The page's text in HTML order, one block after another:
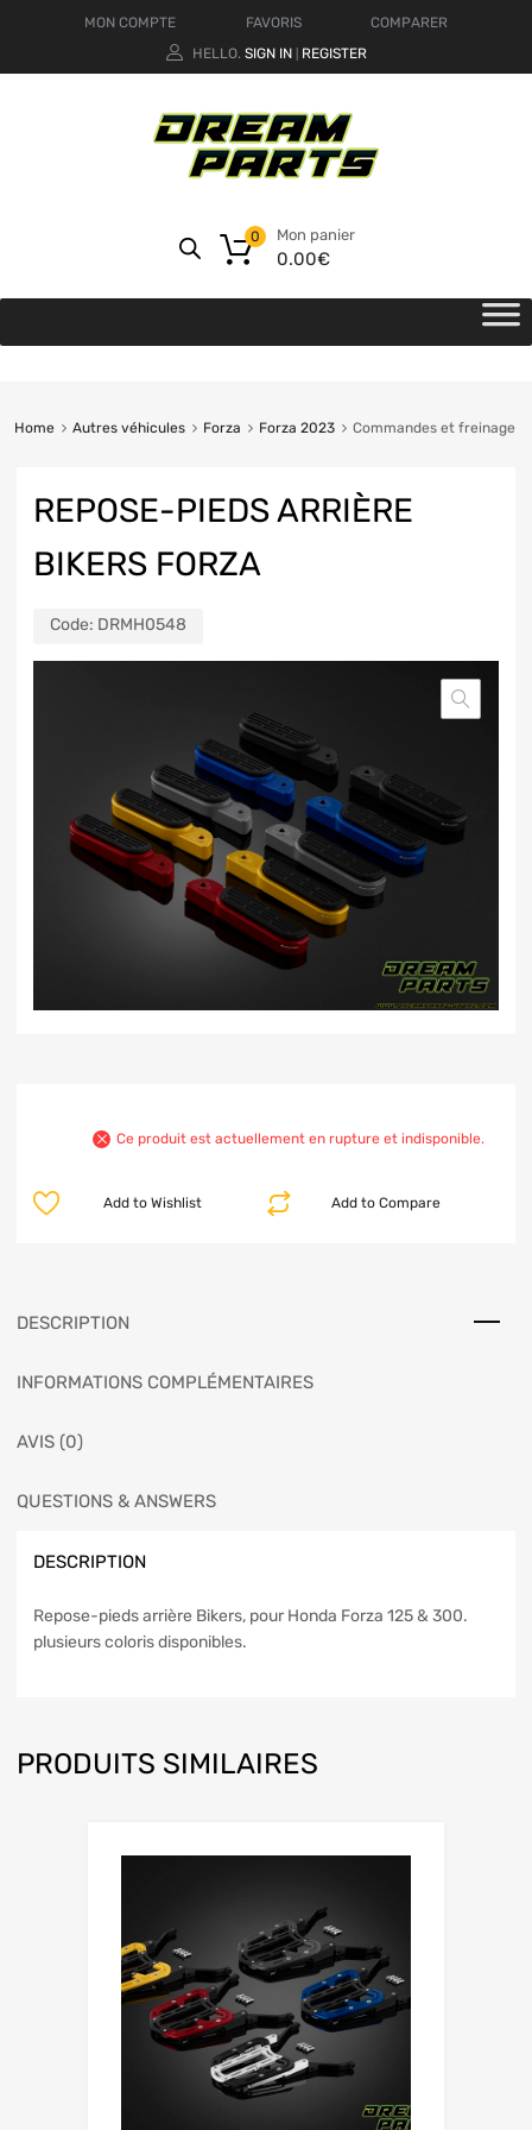
MON COMPTE FAVORIS
COMPARER
HELLO. SIGN IN REGISTER
Mon panier
0.00€
0
Home Autres véhicules Forza Forza 2023 Commandes et freinage
REPOSE-PIEDS ARRIÈRE
BIKERS FORZA
Code: DRMH0548
Ce produit est actuellement en rupture et indisponible.
Add to Compare
Add to Wishlist
DESCRIPTION
INFORMATIONS COMPLÉMENTAIRES
AVIS (0)
QUESTIONS & ANSWERS
DESCRIPTION
Repose-pieds arrière Bikers, pour Honda Forza 125 & 300.
plusieurs coloris disponibles.
PRODUITS SIMILAIRES